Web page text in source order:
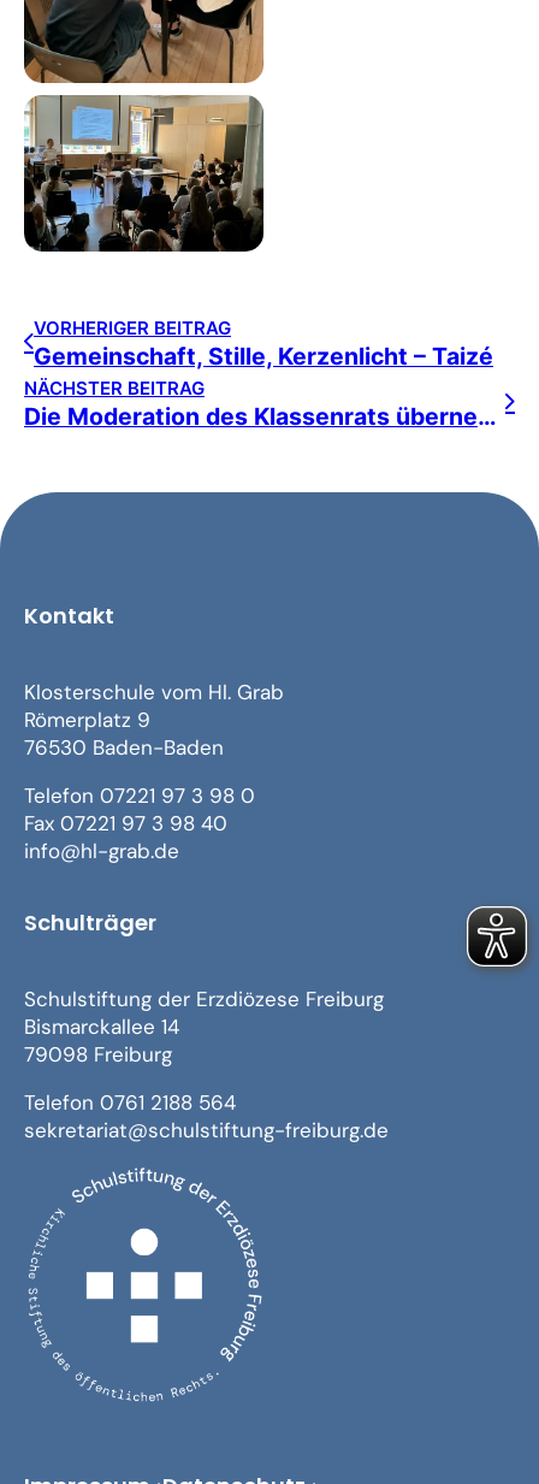
VORHERIGER BEITRAG
Gemeinschaft, Stille, Kerzenlicht – Taizé
NÄCHSTER BEITRAG
Die Moderation des Klassenrats übernehmen
Kontakt
Klosterschule vom Hl. Grab
Römerplatz 9
76530 Baden-Baden
Telefon 07221 97 3 98 0
Fax 07221 97 3 98 40
info@hl-grab.de
Schulträger
Schulstiftung der Erzdiözese Freiburg
Bismarckallee 14
79098 Freiburg
Telefon 0761 2188 564
sekretariat@schulstiftung-freiburg.de